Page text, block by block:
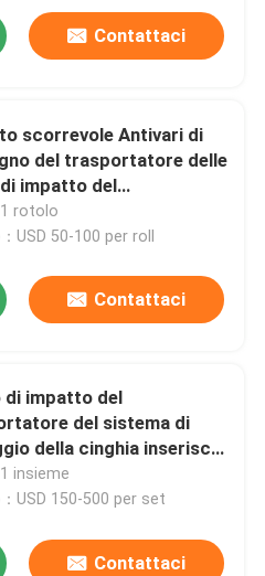
Contattaci
scorrevole Antivari di
del trasportatore delle
impatto del
del cuscinetto di
di UHMWPE
1 rotolo
USD 50-100 per roll
Contattaci
di impatto del
del sistema di
della cinghia inserisce
1400mm 1500mm
insieme
USD 150-500 per set
Contattaci